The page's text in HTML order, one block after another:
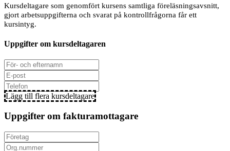
Kursdeltagare som genomfört kursens samtliga föreläsningsavsnitt,
gjort arbetsuppgifterna och svarat på kontrollfrågorna får ett
kursintyg.
Uppgifter om kursdeltagaren
Lägg till flera kursdeltagare
Uppgifter om fakturamottagare